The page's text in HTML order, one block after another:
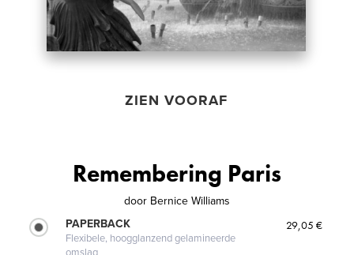
ZIEN VOORAF
Remembering Paris
door Bernice Williams
PAPERBACK
Flexibele, hoogglanzend gelamineerde
omslag
29,05 €